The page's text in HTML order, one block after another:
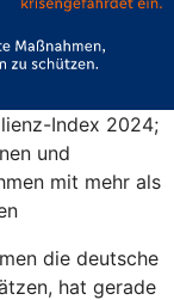
Index 2024;
und
mit mehr als
die deutsche
hat gerade